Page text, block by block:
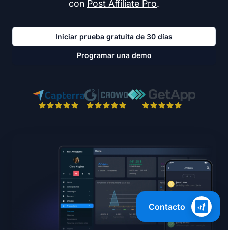
con Post Affiliate Pro.
Iniciar prueba gratuita de 30 días
Programar una demo
Contacto